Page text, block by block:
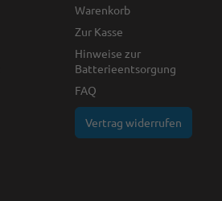
Warenkorb
Zur Kasse
Hinweise zur
Batterieentsorgung
FAQ
Vertrag widerrufen